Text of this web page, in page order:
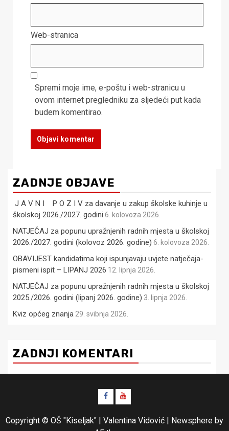
Web-stranica
Spremi moje ime, e-poštu i web-stranicu u
ovom internet pregledniku za sljedeći put kada
budem komentirao.
ZADNJE OBJAVE
J A V N I P O Z I V za davanje u zakup školske kuhinje u
školskoj 2026./2027. godini 6. kolovoza 2026.
NATJEČAJ za popunu upražnjenih radnih mjesta u školskoj
2026./2027. godini (kolovoz 2026. godine) 6. kolovoza 2026.
OBAVIJEST kandidatima koji ispunjavaju uvjete natječaja-
pismeni ispit – LIPANJ 2026 12. lipnja 2026.
NATJEČAJ za popunu upražnjenih radnih mjesta u školskoj
2025./2026. godini (lipanj 2026. godine) 3. lipnja 2026.
Kviz općeg znanja29. svibnja 2026.
ZADNJI KOMENTARI
FacebookYouTube
Copyright © OŠ "Kiseljak" | Valentina Vidović Newsphere by